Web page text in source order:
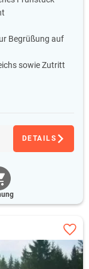
Begrüßung auf
sowie Zutritt
DETAILS